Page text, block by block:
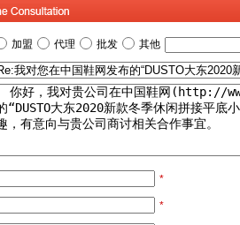
加盟 代理 批发 其他
*
*